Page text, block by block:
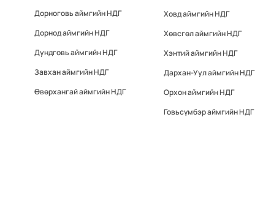
Дорноговь аймгийн НДГ
Дорнод аймгийн НДГ
Дундговь аймгийн НДГ
Завхан аймгийн НДГ
Өвөрхангай аймгийн НДГ
Ховд аймгийн НДГ
Хөвсгөл аймгийн НДГ
Хэнтий аймгийн НДГ
Дархан-Уул аймгийн НДГ
Орхон аймгийн НДГ
Говьсүмбэр аймгийн НДГ